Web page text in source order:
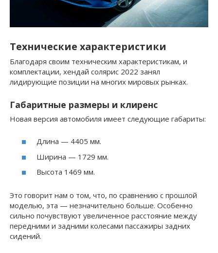
Технические характеристики
Благодаря своим техническим характеристикам, и
комплектации, хендай солярис 2022 занял
лидирующие позиции на многих мировых рынках.
Габаритные размеры и клиренс
Новая версия автомобиля имеет следующие габариты:
Длина — 4405 мм.
Ширина — 1729 мм.
Высота 1469 мм.
Это говорит нам о том, что, по сравнению с прошлой
моделью, эта — незначительно больше. Особенно
сильно почувствуют увеличенное расстояние между
передними и задними колесами пассажиры задних
сидений.